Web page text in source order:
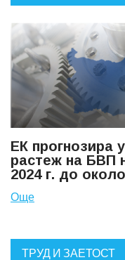
ЕК прогнозира
растеж на БВП
2024 г. до
Още
ТРУД И ЗАЕТОСТ